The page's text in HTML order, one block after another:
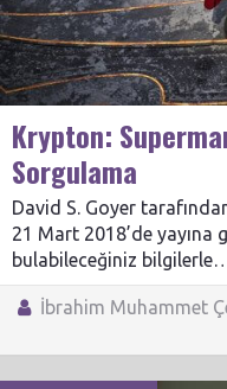
Krypton:
Sorgulama
David S. Goyer
21 Mart 2018’de
bulabileceğiniz bilgilerle…
İbrahim Muhammet